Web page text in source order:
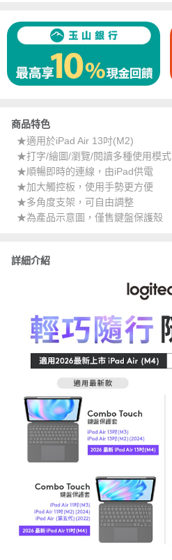
商品特色
★適用於iPad Air 13吋(M2)
★打字/繪圖/瀏覽/閱讀多種使用模式
★順暢即時的連線，由iPad供電
★加大觸控板，使用手勢更方便
★多角度支架，可自由調整
★為產品示意圖，僅售鍵盤保護殼
詳細介紹